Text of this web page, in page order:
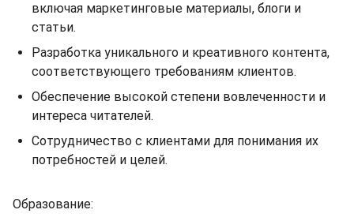
включая маркетинговые материалы, блоги и
статьи.
Разработка уникального и креативного контента,
соответствующего требованиям клиентов.
Обеспечение высокой степени вовлеченности и
интереса читателей.
Сотрудничество с клиентами для понимания их
потребностей и целей.
Образование: